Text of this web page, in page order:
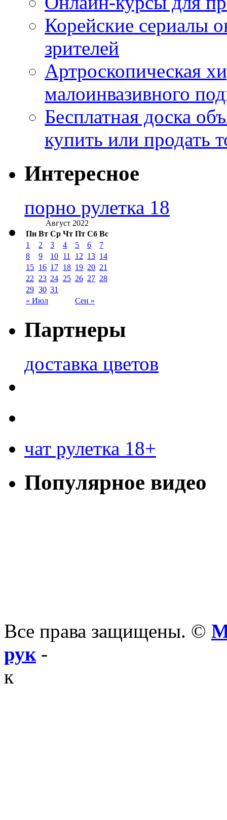
Корейские сериалы
зрителей
Артроскопическая
малоинвазивного
Бесплатная доска
купить или продать
Интересное
порно рулетка 18
Август 2022
Пн Вт Ср Чт Пт Сб Вс
« Июл Сен »
1 2 3 4 5 6
7
8
9 10 11 12 13 14
15 16 17 18 19 20 21
22
23 24 25 26 27 28
29 30 31
Партнеры
доставка цветов
чат рулетка 18+
Популярное видео
Все права защищены. ©
рук-
к